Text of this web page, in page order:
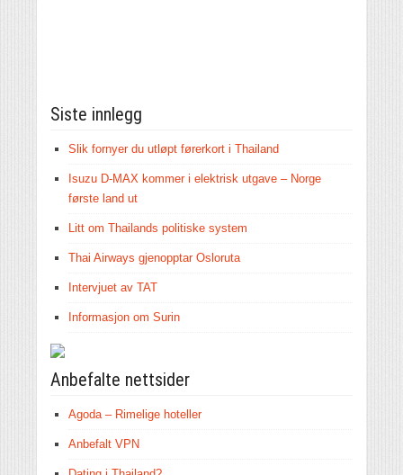
Siste innlegg
Slik fornyer du utløpt førerkort i Thailand
Isuzu D-MAX kommer i elektrisk utgave – Norge
første land ut
Litt om Thailands politiske system
Thai Airways gjenopptar Osloruta
Intervjuet av TAT
Informasjon om Surin
Anbefalte nettsider
Agoda – Rimelige hoteller
Anbefalt VPN